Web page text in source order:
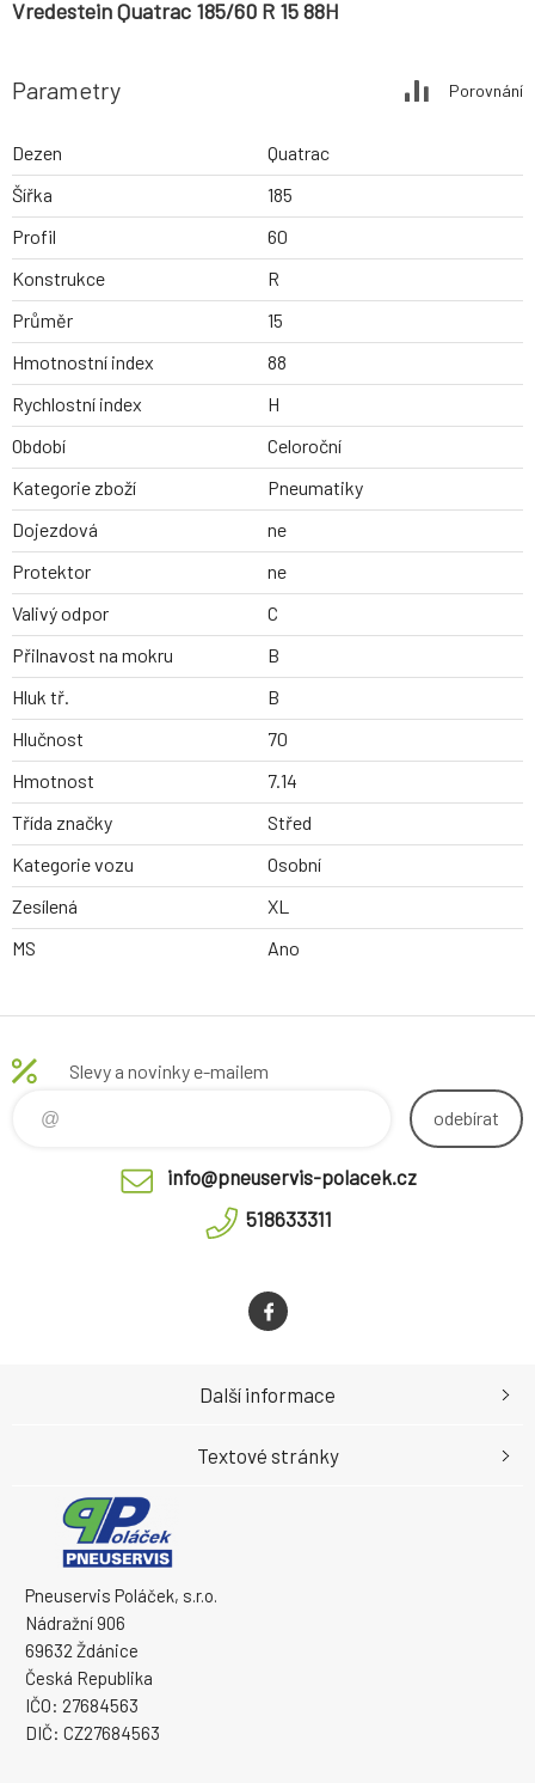
Vredestein Quatrac 185/60 R 15 88H
Parametry Porovnání
Dezen
Quatrac
Šířka
185
Profil
60
Konstrukce
R
Průměr
15
Hmotnostní index
88
Rychlostní index
H
Období
Celoroční
Kategorie zboží
Pneumatiky
Dojezdová
ne
Protektor
ne
Valivý odpor
C
Přilnavost na mokru
B
Hluk tř.
B
Hlučnost
70
Hmotnost
7.14
Třída značky
Střed
Kategorie vozu
Osobní
Zesílená
XL
MS
Ano
Slevy a novinky e-mailem
odebírat
info@pneuservis-polacek.cz
518633311
Pneuservis Poláček, s.r.o.
Nádražní 906
69632 Ždánice
Česká Republika
IČO: 27684563
DIČ: CZ27684563
Další informace
Textové stránky